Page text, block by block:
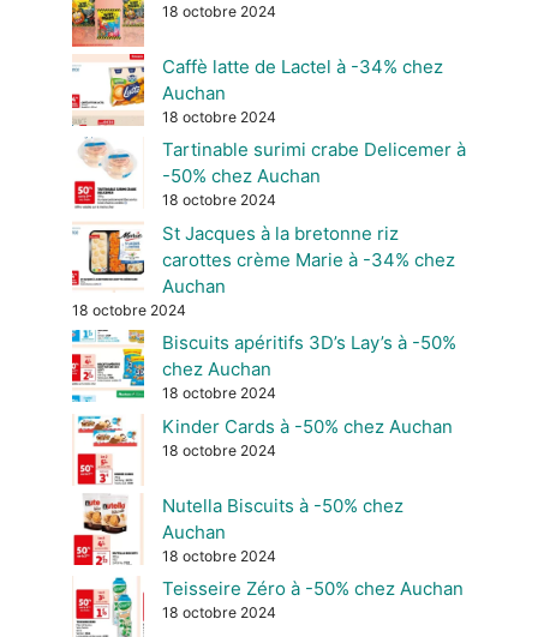
18 octobre 2024
Caffè latte de Lactel à -34% chez
Auchan
18 octobre 2024
Tartinable surimi crabe Delicemer à
-50% chez Auchan
18 octobre 2024
St Jacques à la bretonne riz
carottes crème Marie à -34% chez
Auchan
18 octobre 2024
Biscuits apéritifs 3D’s Lay’s à -50%
chez Auchan
18 octobre 2024
Kinder Cards à -50% chez Auchan
18 octobre 2024
Nutella Biscuits à -50% chez
Auchan
18 octobre 2024
Teisseire Zéro à -50% chez Auchan
18 octobre 2024